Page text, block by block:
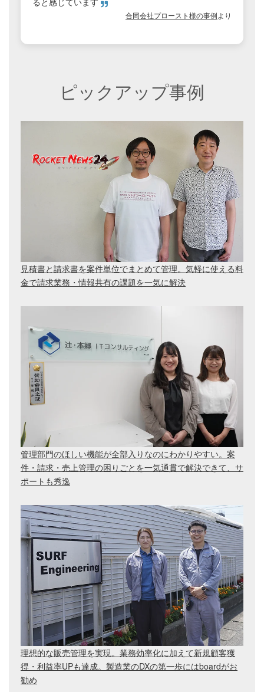
合同会社プロースト様の事例より
ピックアップ事例
見積書と請求書を案件単位でまとめて管理。気軽に使える料
金で請求業務・情報共有の課題を一気に解決
管理部門のほしい機能が全部入りなのにわかりやすい。案
件・請求・売上管理の困りごとを一気通貫で解決できて、サ
ポートも秀逸
理想的な販売管理を実現。業務効率化に加えて新規顧客獲
得・利益率UPも達成。製造業のDXの第一歩にはboardがお
勧め